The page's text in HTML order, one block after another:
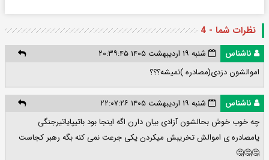
نظرات شما - 4
ناشناس
شنبه ۱۹ اردیبهشت ۱۴۰۵ ۲۰:۳۹:۴۵
اموالشون دزدی(مصادره )نمیشه؟؟؟
ناشناس
شنبه ۱۹ اردیبهشت ۱۴۰۵ ۲۲:۰۷:۲۶
چه خوب خوش بحالشون آزادی بیان دارن اگه اینجا بود باتیپایاتیرجنگی
یامصادره ی اموالش تخریبش میکردن یکی جرعت نمی کنه بگه رهبر کجاست
🤔🤔🤔